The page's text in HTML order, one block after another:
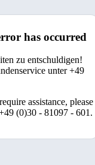
has occurred
zu entschuldigen!
unter +49
assistance, please
(0)30 - 81097 - 601.